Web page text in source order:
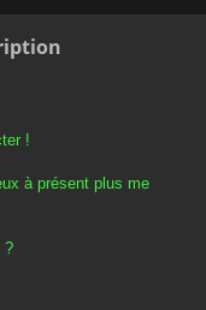
!
à présent plus me
?